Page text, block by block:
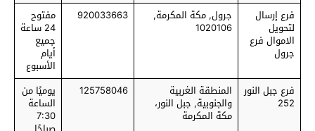
فرع إرسال
لتحويل
الاموال فرع
جرول
جرول, مكة المكرمة,
1020106
920033663 مفتوح
24 ساعة
جميع
أيام
الأسبوع
فرع جبل النور
252
المنطقة الغربية
والجنوبية, جبل النور،
مكة المكرمة
125758046 يوميًا من
الساعة
7:30